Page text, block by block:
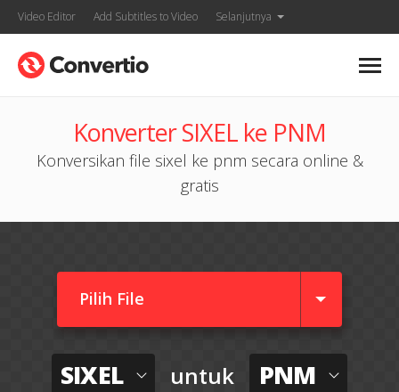
Video Editor Add Subtitles to Video Selanjutnya
Konverter SIXEL ke PNM
Konversikan file sixel ke pnm secara online &
gratis
Pilih File
SIXEL untuk PNM